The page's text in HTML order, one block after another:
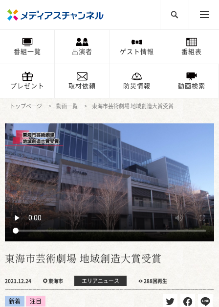
番組一覧 出演者 ゲスト情報 番組表
プレゼント 取材依頼 防災情報 動画検索
トップページ 動画一覧 東海市芸術劇場 地域創造大賞受賞
東海市芸術劇場 地域創造大賞受賞
2021.12.24 東海市 エリアニュース 288回再生
新着 注目